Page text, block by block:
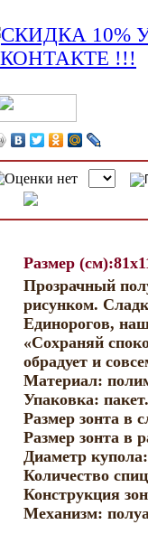
Размер
Прозрачный
рисунком.
Единорогов,
«Сохраняй
обрадует и
Материал:
Упаковка:
Размер зонта в
Размер зонта в
Диаметр
Количество
Конструкция
Механизм: